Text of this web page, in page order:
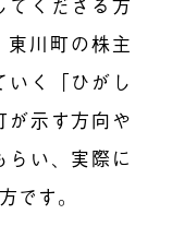
東川町の株主
いく「ひがし
が示す方向や
らい、実際に
です。